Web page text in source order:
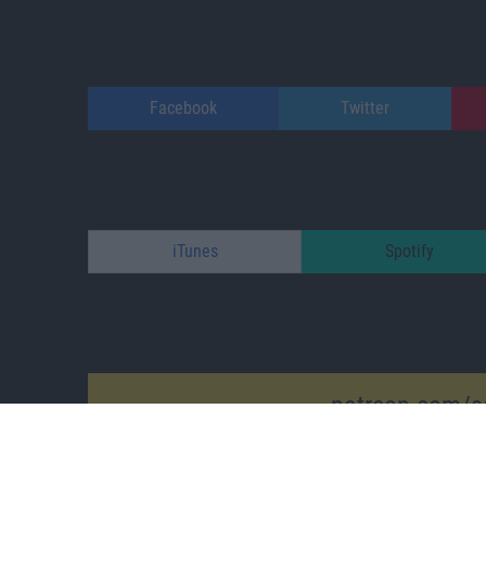
Facebook Twitter
iTunes Spotify
patreon.com/